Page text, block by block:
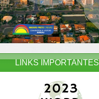
LINKS IMPORTANTES